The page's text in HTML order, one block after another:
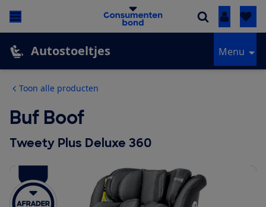
Inloggen
Autostoeltjes Menu
Toon alle producten
Buf Boof
Tweety Plus Deluxe 360